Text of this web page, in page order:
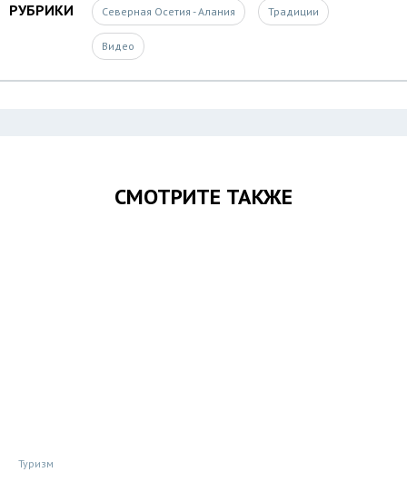
РУБРИКИ Северная Осетия - Алания Традиции
Видео
СМОТРИТЕ ТАКЖЕ
Туризм